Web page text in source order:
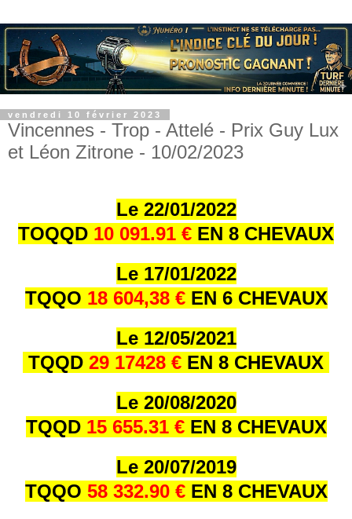
vendredi 10 février 2023
Vincennes - Trop - Attelé - Prix Guy Lux
et Léon Zitrone - 10/02/2023
Le 22/01/2022
TOQQD 10 091.91 € EN 8 CHEVAUX
Le 17/01/2022
TQQO 18 604,38 € EN 6 CHEVAUX
Le 12/05/2021
TQQD 29 17428 € EN 8 CHEVAUX
Le 20/08/2020
TQQD 15 655.31 € EN 8 CHEVAUX
Le 20/07/2019
TQQO 58 332.90 € EN 8 CHEVAUX